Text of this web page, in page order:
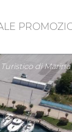
di